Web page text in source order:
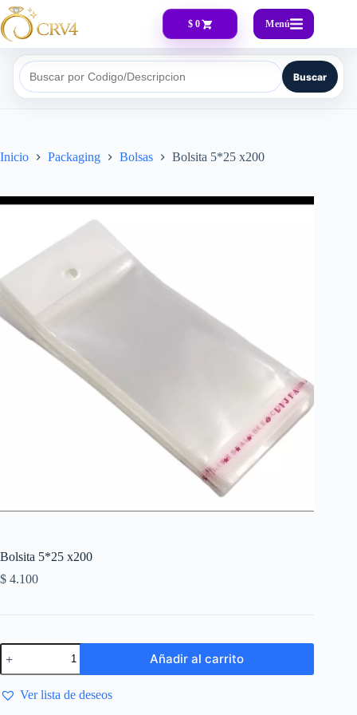
$ 0 Menú
Buscar por Codigo/Descripcion Buscar
Inicio Packaging Bolsas Bolsita 5*25 x200
Bolsita 5*25 x200
$ 4.100
Añadir al carrito
Ver lista de deseos